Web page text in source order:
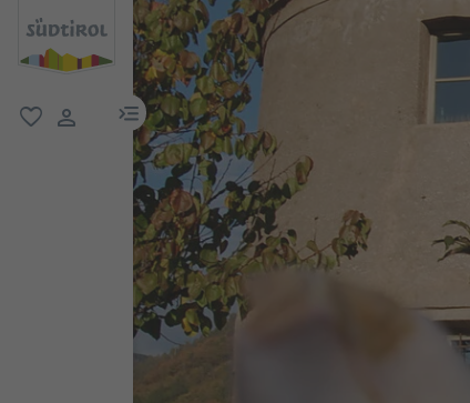
menu link